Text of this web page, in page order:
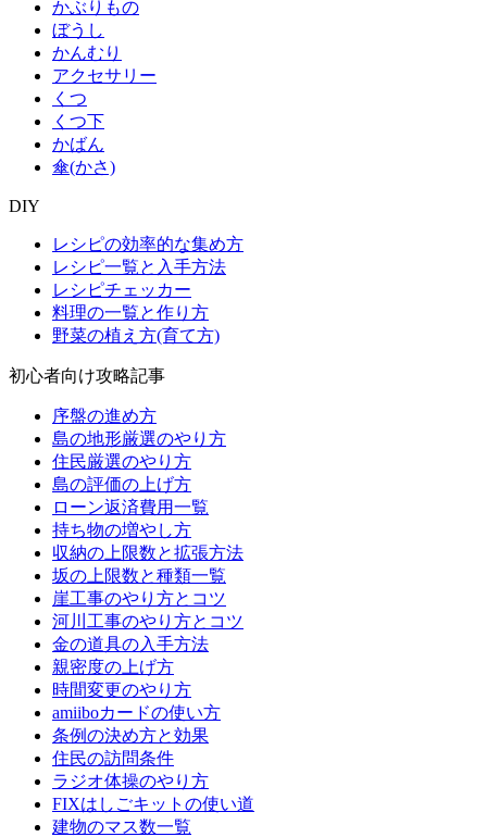
かぶりもの
ぼうし
かんむり
アクセサリー
くつ
くつ下
かばん
傘(かさ)
DIY
レシピの効率的な集め方
レシピ一覧と入手方法
レシピチェッカー
料理の一覧と作り方
野菜の植え方(育て方)
初心者向け攻略記事
序盤の進め方
島の地形厳選のやり方
住民厳選のやり方
島の評価の上げ方
ローン返済費用一覧
持ち物の増やし方
収納の上限数と拡張方法
坂の上限数と種類一覧
崖工事のやり方とコツ
河川工事のやり方とコツ
金の道具の入手方法
親密度の上げ方
時間変更のやり方
amiiboカードの使い方
条例の決め方と効果
住民の訪問条件
ラジオ体操のやり方
FIXはしごキットの使い道
建物のマス数一覧